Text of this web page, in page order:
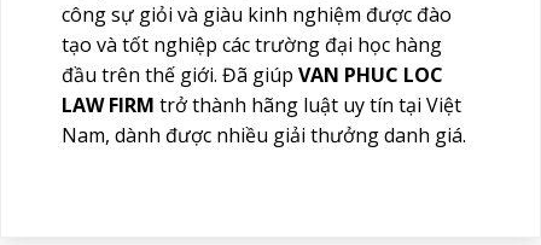
công sự giỏi và giàu kinh nghiệm được đào
tạo và tốt nghiệp các trường đại học hàng
đầu trên thế giới. Đã giúp VAN PHUC LOC
LAW FIRM trở thành hãng luật uy tín tại Việt
Nam, dành được nhiều giải thưởng danh giá.